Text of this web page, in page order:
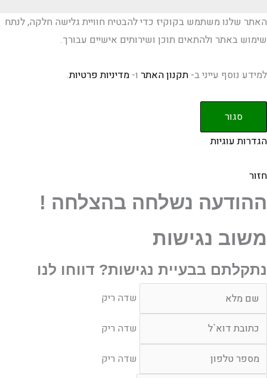
האתר שלנו משתמש בקוקיז כדי להבטיח חוויית גלישה חלקה, לנתח
שימוש באתר ולהתאים תוכן ושירותים אישיים עבורך.
למידע נוסף עייני ב- תקנון האתר ו- מדיניות פרטיות.
סגור
הגדרות עוגיות
חזור
ההודעה נשלחה בהצלחה !
משוב נגישות
נתקלתם בבעיית נגישות? דווחו לנו
ריק
שדה ריק
ריק
שדה ריק
ריק
שדה ריק